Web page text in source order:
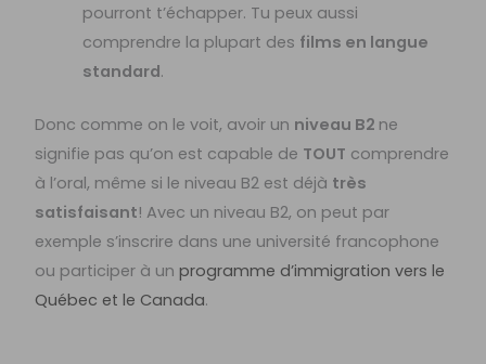
pourront t’échapper. Tu peux aussi
comprendre la plupart des films en langue
standard.
Donc comme on le voit, avoir un niveau B2 ne
signifie pas qu’on est capable de TOUT comprendre
à l’oral, même si le niveau B2 est déjà très
satisfaisant! Avec un niveau B2, on peut par
exemple s’inscrire dans une université francophone
ou participer à unprogramme d’immigration vers le
Québec et le Canada.